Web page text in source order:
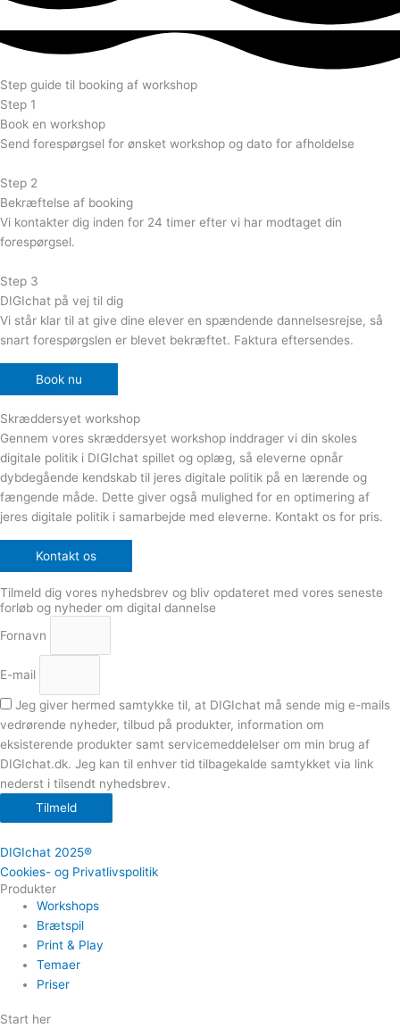
Step guide til booking af workshop
Step 1
Book en workshop
Send forespørgsel for ønsket workshop og dato for afholdelse
Step 2
Bekræftelse af booking
Vi kontakter dig inden for 24 timer efter vi har modtaget din
forespørgsel.
Step 3
DIGIchat på vej til dig
Vi står klar til at give dine elever en spændende dannelsesrejse, så
snart forespørgslen er blevet bekræftet. Faktura eftersendes.
Book nu
Skræddersyet workshop
Gennem vores skræddersyet workshop inddrager vi din skoles
digitale politik i DIGIchat spillet og oplæg, så eleverne opnår
dybdegående kendskab til jeres digitale politik på en lærende og
fængende måde. Dette giver også mulighed for en optimering af
jeres digitale politik i samarbejde med eleverne. Kontakt os for pris.
Kontakt os
Tilmeld dig vores nyhedsbrev og bliv opdateret med vores seneste
forløb og nyheder om digital dannelse
Fornavn
E-mail
Jeg giver hermed samtykke til, at DIGIchat må sende mig e-mails
vedrørende nyheder, tilbud på produkter, information om
eksisterende produkter samt servicemeddelelser om min brug af
DIGIchat.dk. Jeg kan til enhver tid tilbagekalde samtykket via link
nederst i tilsendt nyhedsbrev.
Tilmeld
DIGIchat 2025®
Cookies- og Privatlivspolitik
Produkter
Workshops
Brætspil
Print & Play
Temaer
Priser
Start her